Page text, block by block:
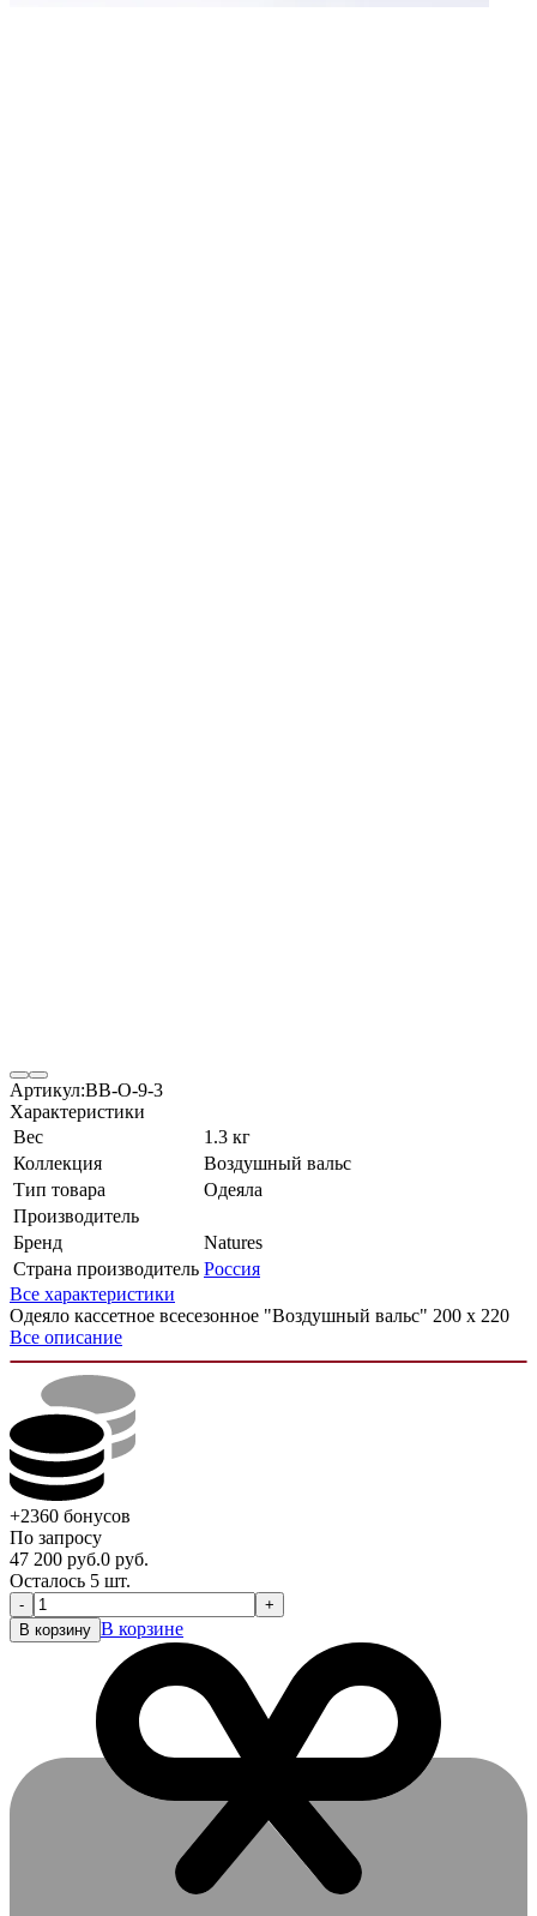
Артикул:ВВ-О-9-3
Характеристики
Вес
1.3 кг
Коллекция
Воздушный вальс
Тип товара
Одеяла
Производитель
Бренд
Natures
Страна производитель Россия
Все характеристики
Одеяло кассетное всесезонное "Воздушный вальс" 200 х 220
Все описание
+2360 бонусов
По запросу
47 200 руб.0 руб.
Осталось 5 шт.
-
+
В корзину В корзине